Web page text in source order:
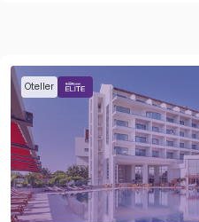
Oteller